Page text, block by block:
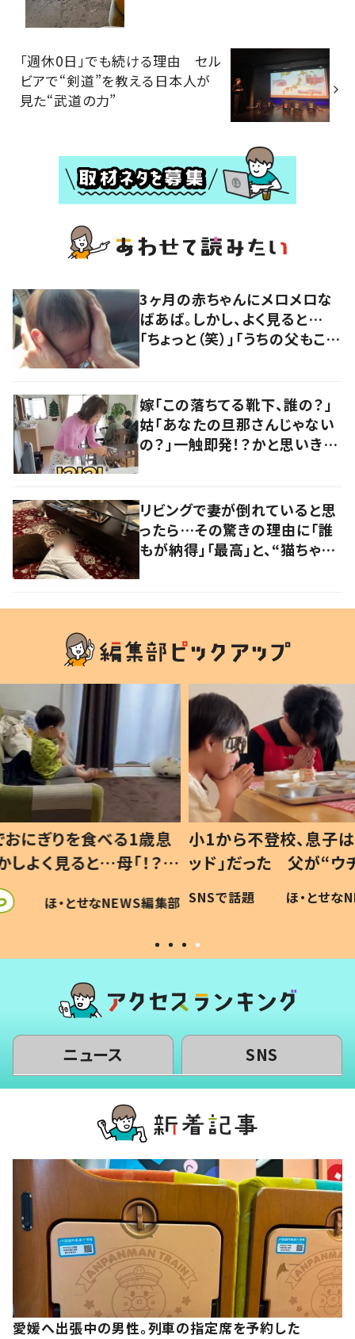
「週休0日」でも続ける理由 セル
ビアで“剣道”を教える日本人が
見た“武道の力”
3ヶ月の赤ちゃんにメロメロな
ばあば。しかし、よく見ると…
「ちょっと（笑）」「うちの父もこう
嫁「この落ちてる靴下、誰の？」
姑「あなたの旦那さんじゃない
の？」一触即発！？かと思いき
リビングで妻が倒れていると思
ったら…その驚きの理由に「誰
もが納得」「最高」と、“猫ちゃん
歳息
？」
可愛
編集部
小1から不登校、息子は「ギフテ
ッド」だった 父が“ウチ給食”を
作り続ける理由とは #令和の親
#令和の子
SNSで話題 ほ・とせなNEWS編集部
ひ孫
が、抱
「涙
い」
ニュース SNS
愛媛へ出張中の男性。列車の指定席を予約した